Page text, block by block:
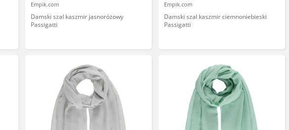
Empik.com
Damski szal kaszmir jasnoróżowy
Passigatti
Empik.com
Damski szal kaszmir ciemnoniebieski
Passigatti